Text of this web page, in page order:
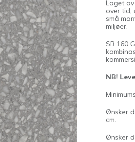
Laget
over tid,
små
miljøer.
SB 160
NB!
Ønsker
cm.
Ønsker